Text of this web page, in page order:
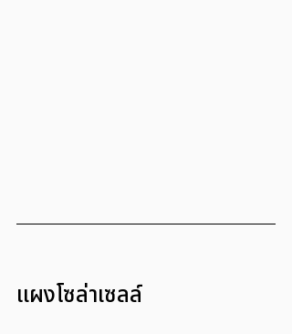
แผงโซล่าเซลล์